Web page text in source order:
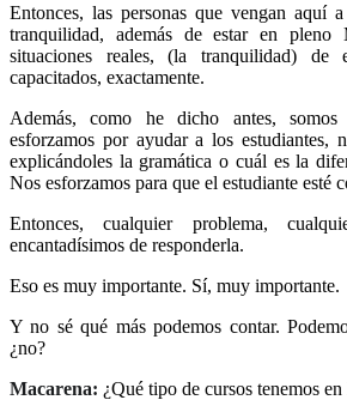
Entonces, las personas que vengan aquí
tranquilidad, además de estar en pleno
situaciones reales, (la tranquilidad) de
capacitados, exactamente.
Además, como he dicho antes,
esforzamos por ayudar a los estudiantes,
explicándoles la gramática o cuál es la
Nos esforzamos para que el estudiante esté
Entonces, cualquier problema,
encantadísimos de responderla.
Eso es muy importante. Sí, muy importante.
Y no sé qué más podemos contar.
¿no?
Macarena: ¿Qué tipo de cursos tenemos